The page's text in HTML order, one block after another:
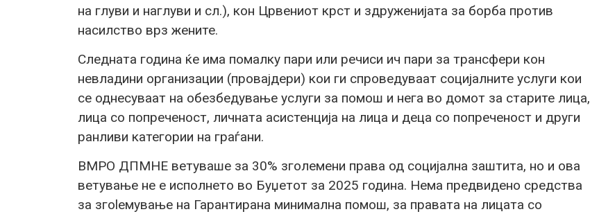
на глуви и наглуви и сл.), кон Црвениот крст и здруженијата за борба против
насилство врз жените.
Следната година ќе има помалку пари или речиси ич пари за трансфери кон
невладини организации (провајдери) кои ги спроведуваат социјалните услуги кои
се однесуваат на обезбедување услуги за помош и нега во домот за старите лица,
лица со попреченост, личната асистенција на лица и деца со попреченост и други
ранливи категории на граѓани.
ВМРО ДПМНЕ ветуваше за 30% зголемени права од социјална заштита, но и ова
ветување не е исполнето во Буџетот за 2025 година. Нема предвидено средства
за згоlемување на Гарантирана минимална помош, за правата на лицата со